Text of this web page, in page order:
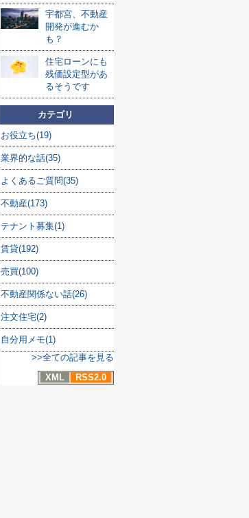
宇都宮、不動産
開発が進むか
も？
住宅ローンにも
残価設定型があ
るそうです
カテゴリ
お役立ち(19)
業界的な話(35)
よくあるご質問(35)
不動産(173)
テナント募集(1)
賃貸(192)
売買(100)
不動産関係ない話(26)
注文住宅(2)
自分用メモ(1)
>>全ての記事を見る
XML
RSS2.0